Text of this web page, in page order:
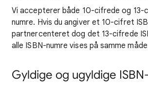
Vi accepterer både 10-cifrede og 13-
numre. Hvis du angiver et 10-cifret
partnercenteret dog det 13-cifrede
alle ISBN-numre vises på samme
Gyldige og ugyldige